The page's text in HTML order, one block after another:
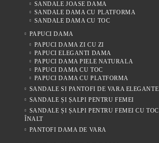
SANDALE JOASE DAMA
SANDALE DAMA CU PLATFORMA
SANDALE DAMA CU TOC
PAPUCI DAMA
PAPUCI DAMA ZI CU ZI
PAPUCI ELEGANTI DAMA
PAPUCI DAMA PIELE NATURALA
PAPUCI DAMA CU TOC
PAPUCI DAMA CU PLATFORMA
SANDALE SI PANTOFI DE VARA ELEGANTE
SANDALE ȘI ȘALPI PENTRU FEMEI
SANDALE ȘI ȘALPI PENTRU FEMEI CU TOC
ÎNALT
PANTOFI DAMA DE VARA